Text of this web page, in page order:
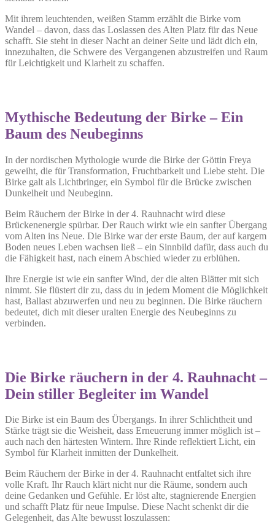
Mit ihrem leuchtenden, weißen Stamm erzählt die Birke vom
Wandel – davon, dass das Loslassen des Alten Platz für das Neue
schafft. Sie steht in dieser Nacht an deiner Seite und lädt dich ein,
innezuhalten, die Schwere des Vergangenen abzustreifen und Raum
für Leichtigkeit und Klarheit zu schaffen.
Mythische Bedeutung der Birke – Ein
Baum des Neubeginns
In der nordischen Mythologie wurde die Birke der Göttin Freya
geweiht, die für Transformation, Fruchtbarkeit und Liebe steht. Die
Birke galt als Lichtbringer, ein Symbol für die Brücke zwischen
Dunkelheit und Neubeginn.
Beim Räuchern der Birke in der 4. Rauhnacht wird diese
Brückenenergie spürbar. Der Rauch wirkt wie ein sanfter Übergang
vom Alten ins Neue. Die Birke war der erste Baum, der auf kargem
Boden neues Leben wachsen ließ – ein Sinnbild dafür, dass auch du
die Fähigkeit hast, nach einem Abschied wieder zu erblühen.
Ihre Energie ist wie ein sanfter Wind, der die alten Blätter mit sich
nimmt. Sie flüstert dir zu, dass du in jedem Moment die Möglichkeit
hast, Ballast abzuwerfen und neu zu beginnen. Die Birke räuchern
bedeutet, dich mit dieser uralten Energie des Neubeginns zu
verbinden.
Die Birke räuchern in der 4. Rauhnacht –
Dein stiller Begleiter im Wandel
Die Birke ist ein Baum des Übergangs. In ihrer Schlichtheit und
Stärke trägt sie die Weisheit, dass Erneuerung immer möglich ist –
auch nach den härtesten Wintern. Ihre Rinde reflektiert Licht, ein
Symbol für Klarheit inmitten der Dunkelheit.
Beim Räuchern der Birke in der 4. Rauhnacht entfaltet sich ihre
volle Kraft. Ihr Rauch klärt nicht nur die Räume, sondern auch
deine Gedanken und Gefühle. Er löst alte, stagnierende Energien
und schafft Platz für neue Impulse. Diese Nacht schenkt dir die
Gelegenheit, das Alte bewusst loszulassen: